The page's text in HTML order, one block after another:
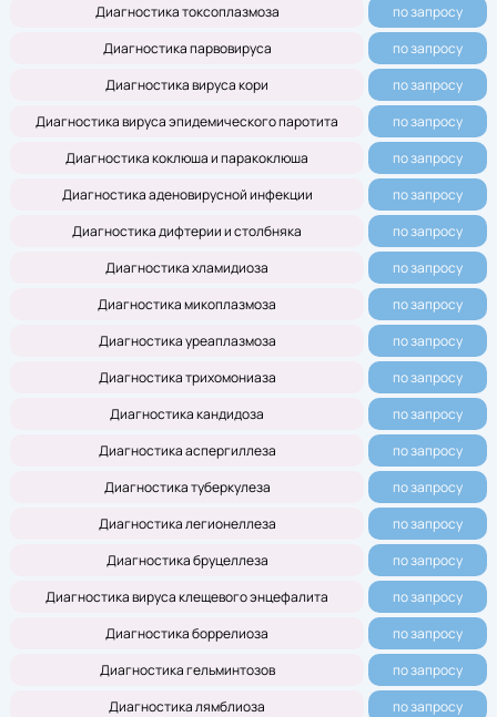
Диагностика токсоплазмоза
по запросу
Диагностика парвовируса
по запросу
Диагностика вируса кори
по запросу
Диагностика вируса эпидемического паротита
по запросу
Диагностика коклюша и паракоклюша
по запросу
Диагностика аденовирусной инфекции
по запросу
Диагностика дифтерии и столбняка
по запросу
Диагностика хламидиоза
по запросу
Диагностика микоплазмоза
по запросу
Диагностика уреаплазмоза
по запросу
Диагностика трихомониаза
по запросу
Диагностика кандидоза
по запросу
Диагностика аспергиллеза
по запросу
Диагностика туберкулеза
по запросу
Диагностика легионеллеза
по запросу
Диагностика бруцеллеза
по запросу
Диагностика вируса клещевого энцефалита
по запросу
Диагностика боррелиоза
по запросу
Диагностика гельминтозов
по запросу
Диагностика лямблиоза
по запросу